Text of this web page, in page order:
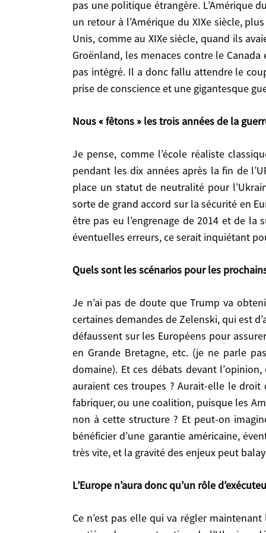
pas une politique étrangère. L’Amérique
un retour à l’Amérique du XIXe siècle,
Unis, comme au XIXe siècle, quand ils
Groënland, les menaces contre le
pas intégré. Il a donc fallu attendre le
prise de conscience et une gigantesque
Nous « fêtons » les trois années de la
Je pense, comme l’école réaliste classique américaine – Kissinger et Brzezinski notamment – que les États-Unis se sont gravement trompés
pendant les dix années après la fin de
place un statut de neutralité pour
sorte de grand accord sur la sécurité en
être pas eu l’engrenage de 2014 et de la
éventuelles erreurs, ce serait inquiétant
Quels sont les scénarios pour les
Je n’ai pas de doute que Trump va obtenir un cessez-le-feu, quels que soient les inquiétudes légitimes des Européens, peut-être en intégrant
certaines demandes de Zelenski, qui est
défaussent sur les Européens pour
en Grande Bretagne, etc. (je ne parle
domaine). Et ces débats devant
auraient ces troupes ? Aurait-elle le
fabriquer, ou une coalition, puisque les
non à cette structure ? Et peut-on
bénéficier d’une garantie américaine,
très vite, et la gravité des enjeux peut
L’Europe n’aura donc qu’un rôle
Ce n’est pas elle qui va régler maintenant la question de la sécurité en Europe. Cependant, l’Union européenne aura un rôle énorme à jouer en
siècle, quand ils avaient mis la main sur le
le Canada et le Mexique. Tout cela est
coup de fil de Trump archi-prévisible et
de bois en Europe.
Nous « fêtons » les trois années de la guerre
neutralité pour l’Ukraine, plus un statut
sécurité en Europe, un peu comme avaient été
la suite. Je reconnais qu’on ne peut pas le
Quels sont les scénarios pour les prochains mois
demandes de Zelenski, qui est d’ailleurs plus
(je ne parle pas de la Commission européenne
ou dans certains cas devant les Parlements,
si elles étaient attaquées ? Qui les
que l’OTAN ne serait pas concernée ? Et qui
envoient effectivement des troupes pour
n’ai pas la réponse à ces questions, mais elles
L’Europe n’aura donc qu’un rôle d’exécuteur à
reconstruction de l’Ukraine, déminage,
armée forte et qu’on continue au niveau de
pourra imaginer, un jour, mais pas tout de